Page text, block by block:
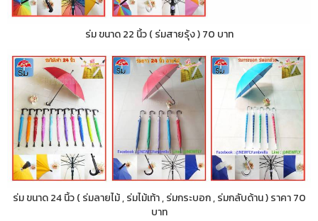
ร่ม ขนาด 22 นิ้ว ( ร่มสายรุ้ง ) 70 บาท
ร่ม ขนาด 24 นิ้ว ( ร่มลายไม้ , ร่มไม้เท้า , ร่มกระบอก , ร่มกลับด้าน ) ราคา 70
บาท